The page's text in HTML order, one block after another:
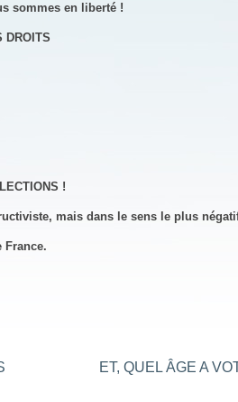
sommes en liberté !
DROITS
!
mais dans le sens le plus
France.
ET, QUEL ÂGE A